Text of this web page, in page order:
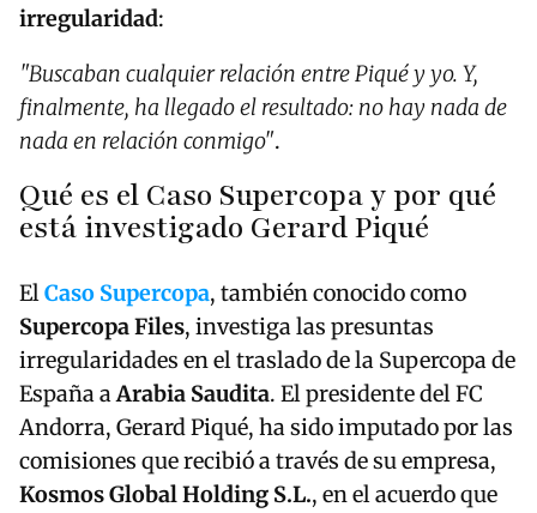
irregularidad:
"Buscaban cualquier relación entre Piqué y yo. Y,
finalmente, ha llegado el resultado: no hay nada de
nada en relación conmigo".
Qué es el Caso Supercopa y por qué
está investigado Gerard Piqué
ElCaso Supercopa, también conocido como
Supercopa Files, investiga las presuntas
irregularidades en el traslado de la Supercopa de
España aArabia Saudita. El presidente del FC
Andorra, Gerard Piqué, ha sido imputado por las
comisiones que recibió a través de su empresa,
Kosmos Global Holding S.L., en el acuerdo que